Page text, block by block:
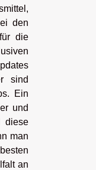
den
die
sind
Ein
und
diese
man
an